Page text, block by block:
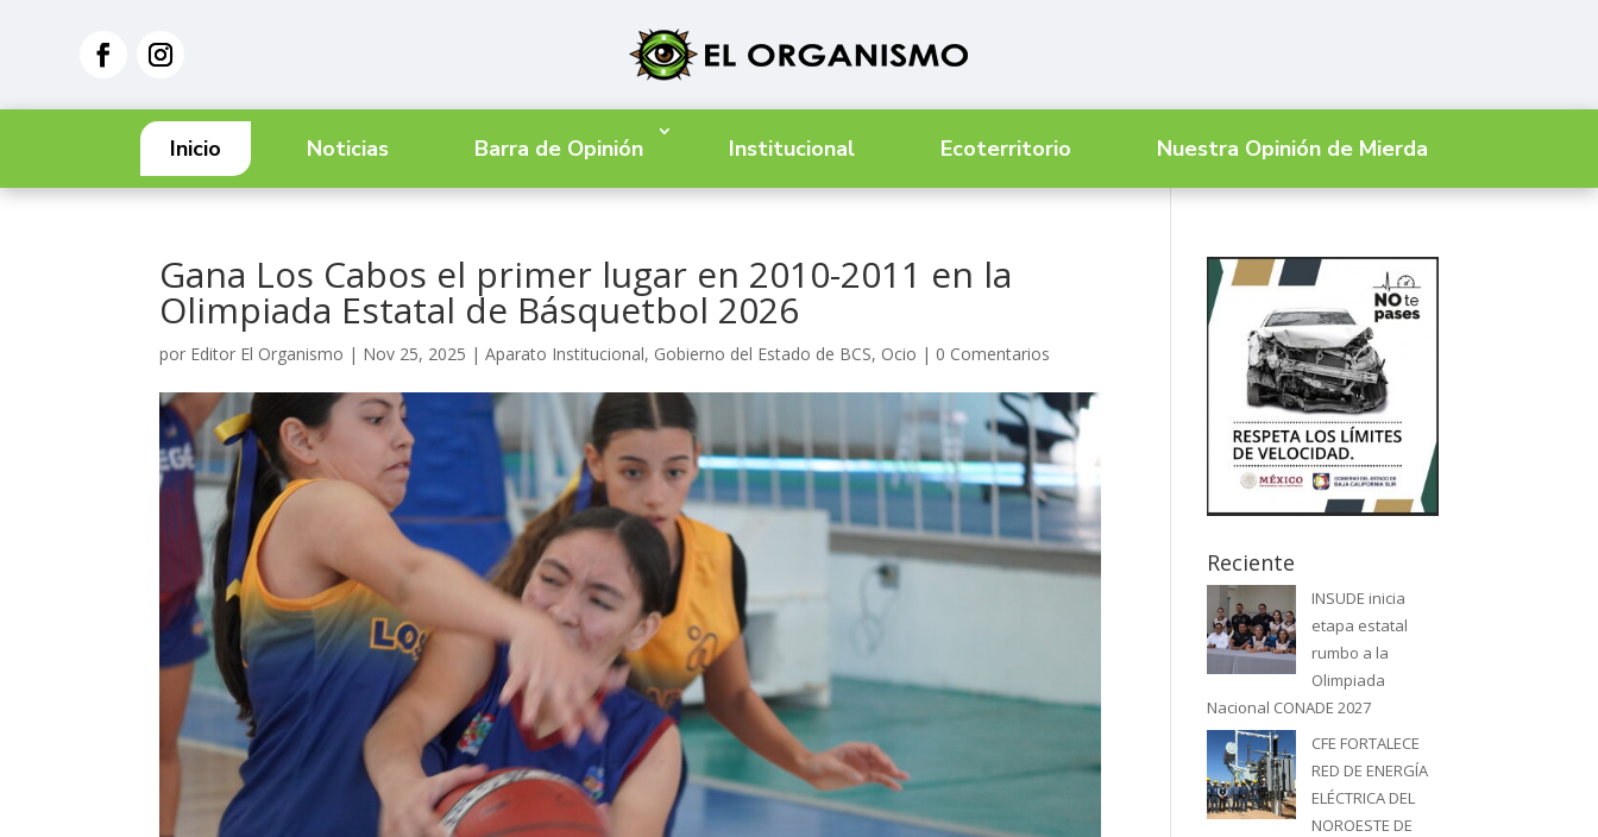
Inicio Noticias Barra de Opinión Institucional Ecoterritorio Nuestra Opinión de Mierda
Gana Los Cabos el primer lugar en 2010-2011 en la
Olimpiada Estatal de Básquetbol 2026
por Editor El Organismo | Nov 25, 2025 |Aparato Institucional, Gobierno del Estado de BCS, Ocio | 0 Comentarios
Reciente
INSUDE inicia
etapa estatal
rumbo a la
Olimpiada
Nacional CONADE 2027
CFE FORTALECE
RED DE ENERGÍA
ELÉCTRICA DEL
NOROESTE DE